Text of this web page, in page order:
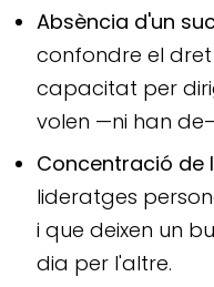
Absència d'un
confondre el
capacitat per
volen —ni han
Concentració de
lideratges
i que deixen un
dia per l'altre.